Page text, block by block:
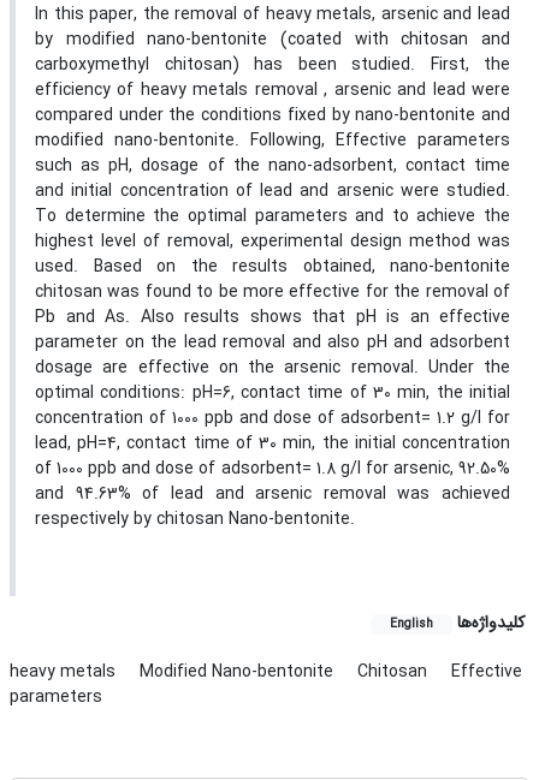
In this paper, the removal of heavy metals, arsenic and lead
by modified nano-bentonite (coated with chitosan and
carboxymethyl chitosan) has been studied. First, the
efficiency of heavy metals removal , arsenic and lead were
compared under the conditions fixed by nano-bentonite and
modified nano-bentonite. Following, Effective parameters
such as pH, dosage of the nano-adsorbent, contact time
and initial concentration of lead and arsenic were studied.
To determine the optimal parameters and to achieve the
highest level of removal, experimental design method was
used. Based on the results obtained, nano-bentonite
chitosan was found to be more effective for the removal of
Pb and As. Also results shows that pH is an effective
parameter on the lead removal and also pH and adsorbent
dosage are effective on the arsenic removal. Under the
optimal conditions: pH=6, contact time of 30 min, the initial
concentration of 1000 ppb and dose of adsorbent= 1.2 g/l for
lead, pH=4, contact time of 30 min, the initial concentration
of 1000 ppb and dose of adsorbent= 1.8 g/l for arsenic, 92.50%
and 94.63% of lead and arsenic removal was achieved
respectively by chitosan Nano-bentonite.
کلیدواژه‌ها English
heavy metals Modified Nano-bentonite Chitosan
Effective
parameters